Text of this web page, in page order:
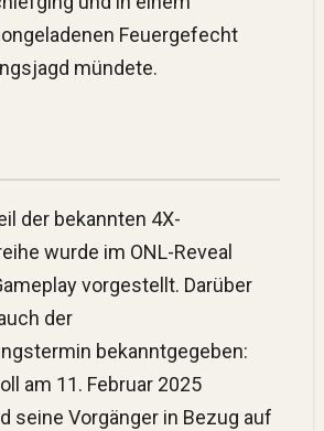
Feuergefecht
mündete.
wurde im ONL-Reveal
vorgestellt. Darüber
der
bekanntgegeben:
am 11. Februar 2025
seine Vorgänger in Bezug auf